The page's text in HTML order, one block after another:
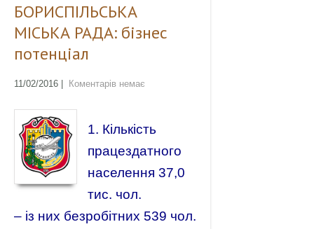
БОРИСПІЛЬСЬКА
МІСЬКА РАДА: бізнес
потенціал
11/02/2016 Коментарів немає
1. Кількість
працездатного
населення 37,0
тис. чол.
– із них безробітних 539 чол.